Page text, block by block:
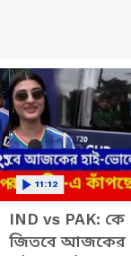
IND vs PAK: কে
জিতবে আজকের
11:12